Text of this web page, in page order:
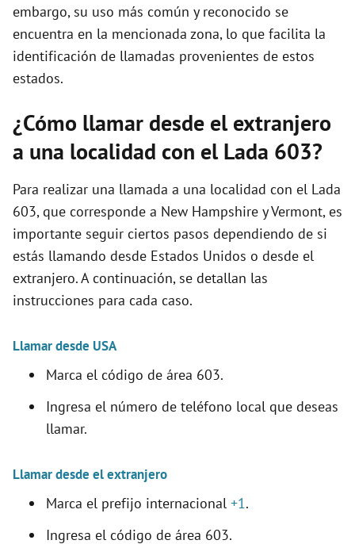
embargo, su uso más común y reconocido se
encuentra en la mencionada zona, lo que facilita la
identificación de llamadas provenientes de estos
estados.
¿Cómo llamar desde el extranjero
a una localidad con el Lada 603?
Para realizar una llamada a una localidad con el Lada
603, que corresponde a New Hampshire y Vermont, es
importante seguir ciertos pasos dependiendo de si
estás llamando desde Estados Unidos o desde el
extranjero. A continuación, se detallan las
instrucciones para cada caso.
Llamar desde USA
Marca el código de área 603.
Ingresa el número de teléfono local que deseas
llamar.
Llamar desde el extranjero
Marca el prefijo internacional +1.
Ingresa el código de área 603.